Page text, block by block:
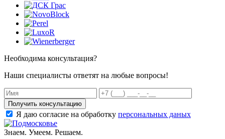
Необходима консультация?
Наши специалисты ответят на любые вопросы!
Получить консультацию
Я даю согласие на обработку персональных даных
Знаем. Умеем. Решаем.